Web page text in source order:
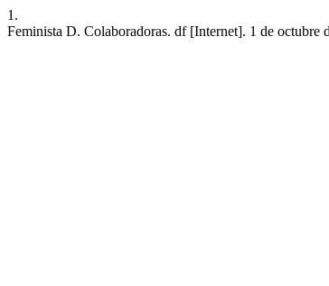
1.
Feminista D. Colaboradoras. df [Internet]. 1 de octubre